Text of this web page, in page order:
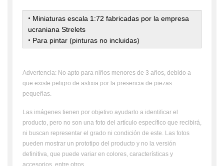
• Miniaturas escala 1:72 fabricadas por la empresa
ucraniana Strelets
• Para pintar (pinturas no incluidas)
Advertencia: No apto para niños menores de 3 años, debido a
que existe peligro de asfixia por la presencia de piezas
pequeñas.
Las imágenes tienen por objetivo ayudarlo a identificar el
producto, pero no son una foto del artículo específico que recibirá,
ni buscan representar el grado ni condición de este. Las fotos
pueden mostrar un prototipo del producto y no la versión
definitiva, que puede variar en colores, características y
accesorios, entre otros.